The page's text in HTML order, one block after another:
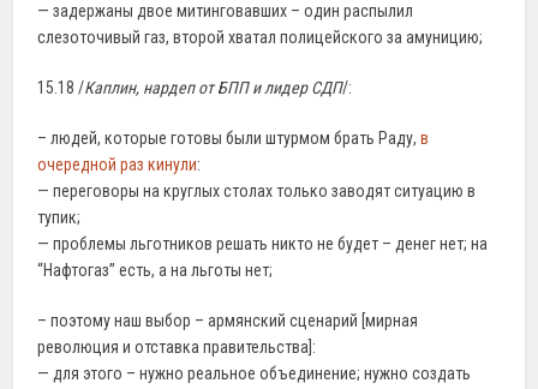
— задержаны двое митинговавших – один распылил
слезоточивый газ, второй хватал полицейского за амуницию;
15.18 /Каплин, нардеп от БПП и лидер СДП/:
– людей, которые готовы были штурмом брать Раду,в
очередной раз кинули:
— переговоры на круглых столах только заводят ситуацию в
тупик;
— проблемы льготников решать никто не будет – денег нет; на
“Нафтогаз” есть, а на льготы нет;
– поэтому наш выбор – армянский сценарий [мирная
революция и отставка правительства]:
— для этого – нужно реальное объединение; нужно создать